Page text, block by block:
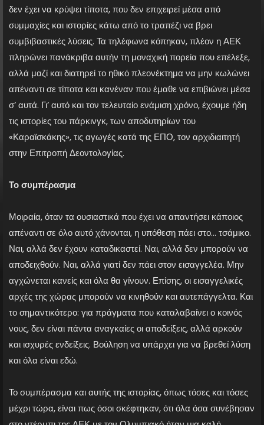
δεν έχει να κρύψει τίποτα, που δεν επιχειρεί μέσα από
συμμαχίες και ιστορίες κάτω από το τραπέζι να βρει
συμβιβαστικές λύσεις. Τα τηλέφωνα κόπηκαν, πλέον η ΑΕΚ
πληρώνει πανάκριβα αυτήν τη μοναχική πορεία που επέλεξε,
αλλά μαζί και διατηρεί το ηθικό πλεονέκτημα να μην κωλώνει
απέναντι σε τίποτα και κανέναν που έμαθε να επιβιώνει μέσα
σ’ αυτά. Γι’ αυτό και τον τελευταίο ενάμιση χρόνο, έχουμε ήδη
τις ιστορίες του πάρκινγκ, των αποδυτηρίων του
«Καραϊσκάκης», τις αγωγές κατά της ΕΠΟ, τον αρχιδιαιτητή
στην Επιτροπή Δεοντολογίας.
Το συμπέρασμα
Μοιραία, όταν τα ουσιαστικά που έχει να απαντήσει κάποιος
απέναντι σε όλο αυτό χάνονται, η υπόθεση πάει στο… τσάμικο.
Ναι, αλλά δεν έχουν καταδικαστεί. Ναι, αλλά δεν μπορούν να
αποδειχθούν. Ναι, αλλά γιατί δεν πάει στον εισαγγελέα. Μην
αγχώνεται κανείς και όλα θα γίνουν. Επίσης, οι εισαγγελικές
αρχές της χώρας μπορούν να κινηθούν και αυτεπάγγελτα. Και
το σημαντικότερο: για πράγματα που καταλαβαίνει ο κοινός
νους, δεν είναι πάντα αναγκαίες οι αποδείξεις, αλλά αρκούν
και ισχυρές ενδείξεις. Βούληση να υπάρχει για να βρεθεί λύση
και όλα είναι εδώ.
Το συμπέρασμα και αυτής της ιστορίας, όπως τόσες και τόσες
μέχρι τώρα, είναι πως όσοι σκέφτηκαν, ότι όλα όσα συνέβησαν